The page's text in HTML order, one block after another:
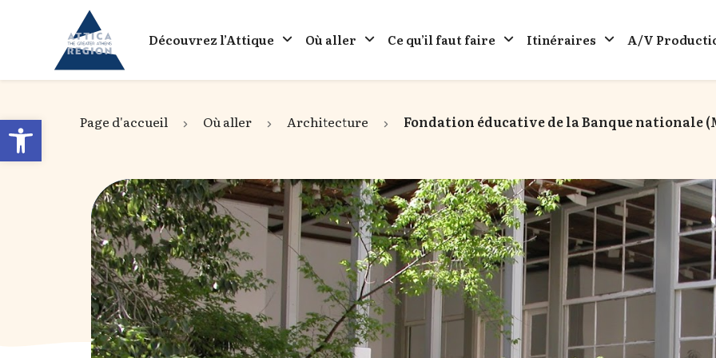
Open toolbar
Go to home
Découvrez l’Attique Où aller Ce qu’il faut faire Itinéraires A/V
Page d'accueil Où aller Architecture Fondation éducative de la Banque nationale